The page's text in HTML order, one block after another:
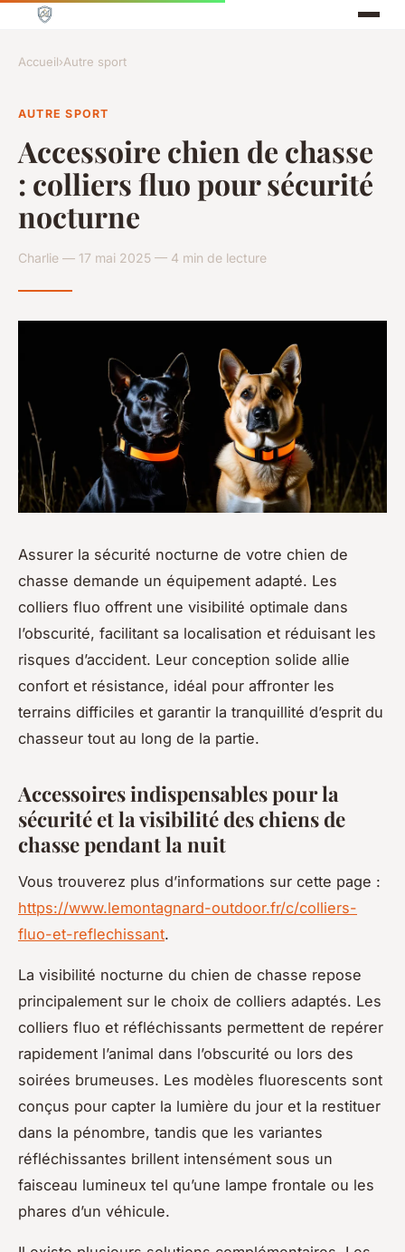
Accueil›Autre sport
AUTRE SPORT
Accessoire chien de chasse
: colliers fluo pour sécurité
nocturne
Charlie — 17 mai 2025 — 4 min de lecture
Assurer la sécurité nocturne de votre chien de
chasse demande un équipement adapté. Les
colliers fluo offrent une visibilité optimale dans
l’obscurité, facilitant sa localisation et réduisant les
risques d’accident. Leur conception solide allie
confort et résistance, idéal pour affronter les
terrains difficiles et garantir la tranquillité d’esprit du
chasseur tout au long de la partie.
Accessoires indispensables pour la
sécurité et la visibilité des chiens de
chasse pendant la nuit
Vous trouverez plus d’informations sur cette page :
https://www.lemontagnard-outdoor.fr/c/colliers-
fluo-et-reflechissant.
La visibilité nocturne du chien de chasse repose
principalement sur le choix de colliers adaptés. Les
colliers fluo et réfléchissants permettent de repérer
rapidement l’animal dans l’obscurité ou lors des
soirées brumeuses. Les modèles fluorescents sont
conçus pour capter la lumière du jour et la restituer
dans la pénombre, tandis que les variantes
réfléchissantes brillent intensément sous un
faisceau lumineux tel qu’une lampe frontale ou les
phares d’un véhicule.